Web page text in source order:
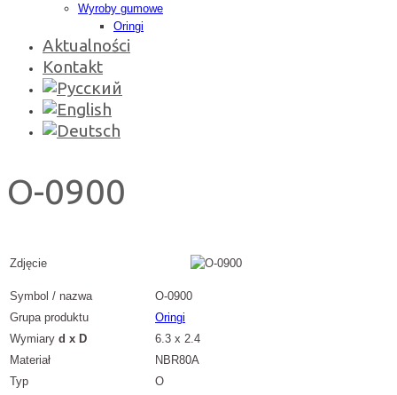
Wyroby gumowe
Oringi
Aktualności
Kontakt
O-0900
Zdjęcie
Symbol / nazwa
O-0900
Grupa produktu
Oringi
Wymiary d x D
6.3 x 2.4
Materiał
NBR80A
Typ
O